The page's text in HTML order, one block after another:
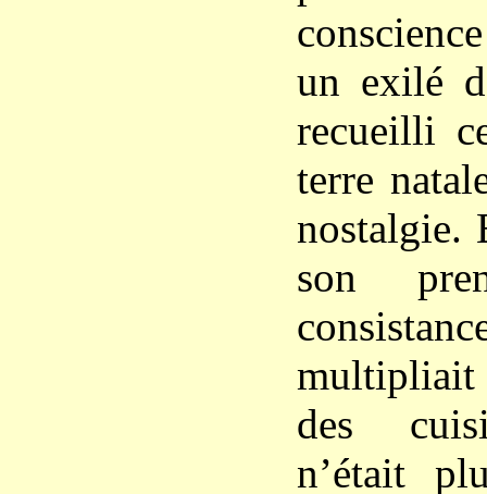
un exilé
recueilli
terre
nostalgie.
son
des
n’était